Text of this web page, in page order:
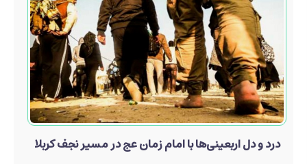
درد و دل اربعینی‌ها با امام زمان عج در مسیر نجف کربلا